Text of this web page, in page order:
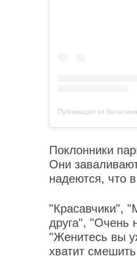
Поклонники
Они
надеются, что
"Красавчики",
друга", "Очень
"Женитесь вы
хватит